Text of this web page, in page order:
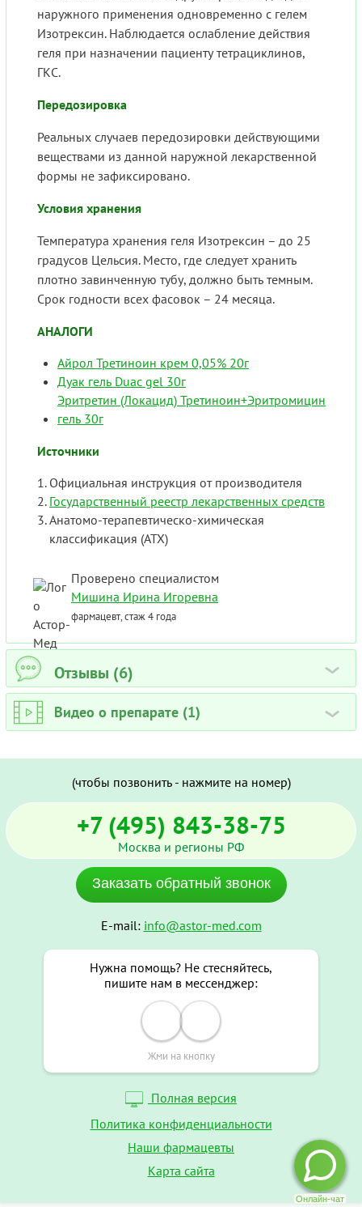
наружного применения одновременно с гелем
Изотрексин. Наблюдается ослабление действия
геля при назначении пациенту тетрациклинов,
ГКС.
Передозировка
Реальных случаев передозировки действующими
веществами из данной наружной лекарственной
формы не зафиксировано.
Условия хранения
Температура хранения геля Изотрексин – до 25
градусов Цельсия. Место, где следует хранить
плотно завинченную тубу, должно быть темным.
Срок годности всех фасовок – 24 месяца.
АНАЛОГИ
Айрол Третиноин крем 0,05% 20г
Дуак гель Duac gel 30г
Эритретин (Локацид) Третиноин+Эритромицин
гель 30г
Источники
Официальная инструкция от производителя
Государственный реестр лекарственных средств
Анатомо-терапевтическо-химическая
классификация (ATX)
Проверено специалистом
Мишина Ирина Игоревна
фармацевт, стаж 4 года
Отзывы (6) ›
Видео о препарате (1) ›
(чтобы позвонить - нажмите на номер)
+7 (495) 843-38-75
Москва и регионы РФ
Заказать обратный звонок
E-mail: info@astor-med.com
Нужна помощь? Не стесняйтесь,
пишите нам в мессенджер:
Жми на кнопку
Полная версия
Политика конфиденциальности
Наши фармацевты
Карта сайта